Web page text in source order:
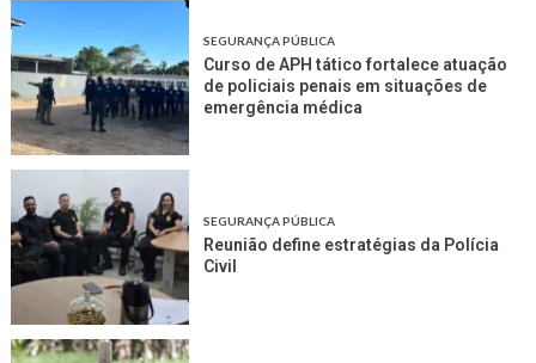
SEGURANÇA PÚBLICA
Curso de APH tático fortalece atuação
de policiais penais em situações de
emergência médica
SEGURANÇA PÚBLICA
Reunião define estratégias da Polícia
Civil